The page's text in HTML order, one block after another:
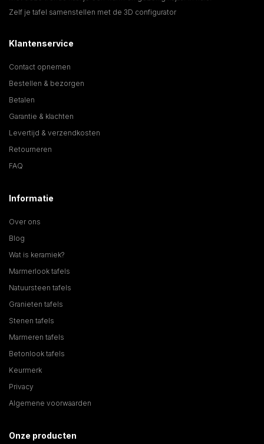
Zelf je tafel samenstellen met de 3D configurator
Klantenservice
Contact opnemen
Bestellen & bezorgen
Betalen
Garantie & klachten
Levertijd & verzendkosten
Retourneren
FAQ
Informatie
Over ons
Blog
Wat is keramiek?
Marmerlook tafels
Natuursteen tafels
Granieten tafels
Stenen tafels
Marmeren tafels
Betonlook tafels
Keurmerk
Privacy
Algemene voorwaarden
Onze producten